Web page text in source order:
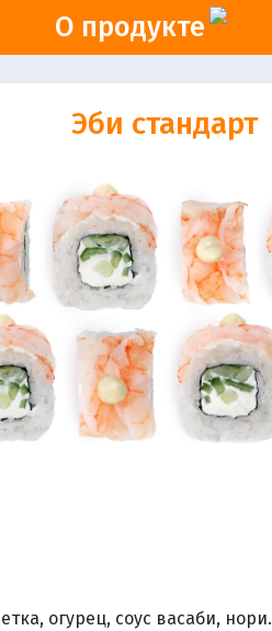
О продукте
Эби стандарт
огурец, соус васаби, нори.